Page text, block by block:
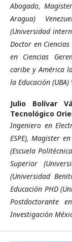
Abogado,
Aragua)
(Universidad
Doctor en Ciencias
en Ciencias
caribe y América
la Educación (UBA)
Julio Bolívar
Tecnológico
Ingeniero en
ESPE), Magister
(Escuela
Superior
(Universidad
Educación PHD
Postdoctorante
Investigación